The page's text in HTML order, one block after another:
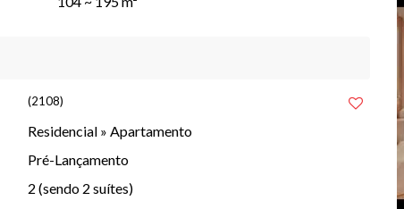
- tecnologia Hidro
infriltração - tecnologia Pormade
(2108)
Residencial » Apartamento
Pré-Lançamento
2 (sendo 2 suítes)